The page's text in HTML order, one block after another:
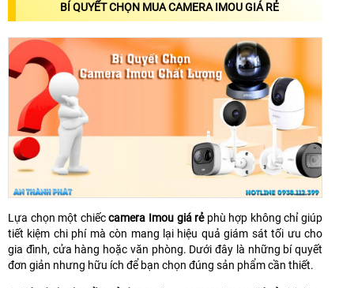
BÍ QUYẾT CHỌN MUA CAMERA IMOU GIÁ RẺ
Lựa chọn một chiếccamera Imou giá rẻphù hợp không chỉ giúp
tiết kiệm chi phí mà còn mang lại hiệu quả giám sát tối ưu cho
gia đình, cửa hàng hoặc văn phòng. Dưới đây là những bí quyết
đơn giản nhưng hữu ích để bạn chọn đúng sản phẩm cần thiết.